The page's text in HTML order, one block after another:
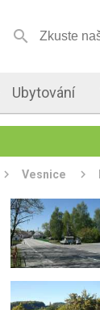

Ubytování
Vesnice